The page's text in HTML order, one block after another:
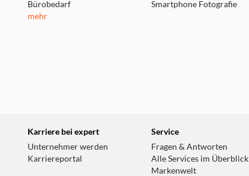
Bürobedarf
mehr
Smartphone Fotografie
Karriere bei expert
Unternehmer werden
Karriereportal
Service
Fragen & Antworten
Alle Services im Überblick
Markenwelt